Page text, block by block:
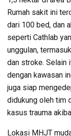
Rumah sakit ini
dari 100 bed, dan
seperti Cathlab
unggulan,
dan stroke. Selain
dengan kawasan
juga siap
didukung oleh tim
kasus trauma
Lokasi MHJT